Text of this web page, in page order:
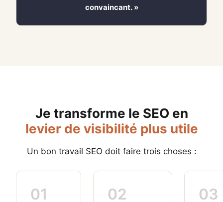
convaincant. »
Je transforme le SEO en
levier de visibilité plus utile
Un bon travail SEO doit faire trois choses :
01 02 03